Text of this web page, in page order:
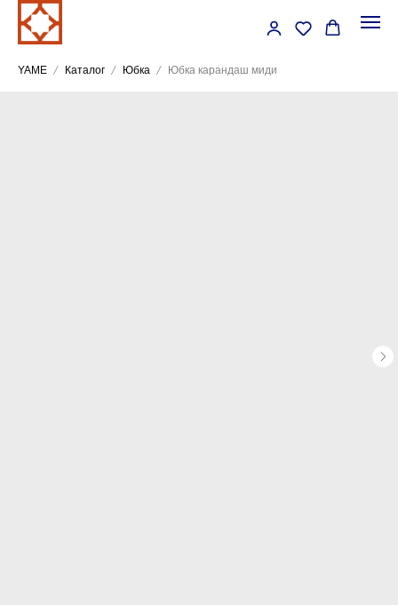
YAME Каталог Юбка Юбка карандаш миди